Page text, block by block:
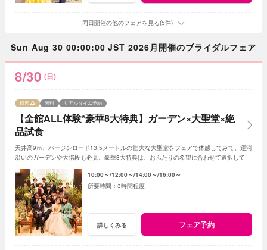
同日開催の他のフェアを見る(5件)
Sun Aug 30 00:00:00 JST 2026月開催のブライダルフェア
8/30 (日)
【全館ALL体験*豪華8大特典】ガーデン×大聖堂×絶
品試食
残席 無料 リアルタイム予約
天井高9ｍ、バージンロード13,5メートルの壮大な大聖堂をフェアで体感してみて。運河
沿いのガーデンや大階段も必見。豪華8大特典は、おふたりの希望に合わせて選択して。
10:00～ 12:00～ 14:00～ 16:00～
3時間程度
詳しくみる フェア予約